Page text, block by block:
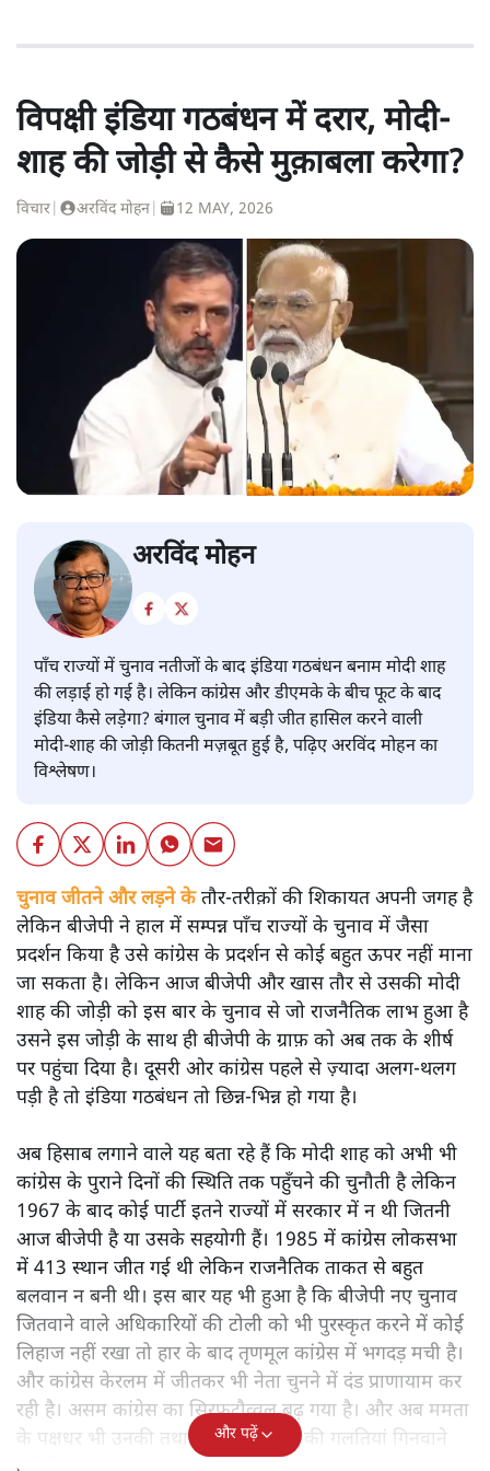
विपक्षी इंडिया गठबंधन में दरार, मोदी-
शाह की जोड़ी से कैसे मुक़ाबला करेगा?
विचार अरविंद मोहन 12 MAY, 2026
अरविंद मोहन
पाँच राज्यों में चुनाव नतीजों के बाद इंडिया गठबंधन बनाम मोदी शाह
की लड़ाई हो गई है। लेकिन कांग्रेस और डीएमके के बीच फूट के बाद
इंडिया कैसे लड़ेगा? बंगाल चुनाव में बड़ी जीत हासिल करने वाली
मोदी-शाह की जोड़ी कितनी मज़बूत हुई है, पढ़िए अरविंद मोहन का
विश्लेषण।
चुनाव जीतने और लड़ने केतौर-तरीक़ों की शिकायत अपनी जगह है
लेकिन बीजेपी ने हाल में सम्पन्न पाँच राज्यों के चुनाव में जैसा
प्रदर्शन किया है उसे कांग्रेस के प्रदर्शन से कोई बहुत ऊपर नहीं माना
जा सकता है। लेकिन आज बीजेपी और खास तौर से उसकी मोदी
शाह की जोड़ी को इस बार के चुनाव से जो राजनैतिक लाभ हुआ है
उसने इस जोड़ी के साथ ही बीजेपी के ग्राफ़ को अब तक के शीर्ष
पर पहुंचा दिया है। दूसरी ओर कांग्रेस पहले से ज़्यादा अलग-थलग
पड़ी है तो इंडिया गठबंधन तो छिन्न-भिन्न हो गया है।
अब हिसाब लगाने वाले यह बता रहे हैं कि मोदी शाह को अभी भी
कांग्रेस के पुराने दिनों की स्थिति तक पहुँचने की चुनौती है लेकिन
1967 के बाद कोई पार्टी इतने राज्यों में सरकार में न थी जितनी
आज बीजेपी है या उसके सहयोगी हैं। 1985 में कांग्रेस लोकसभा
में 413 स्थान जीत गई थी लेकिन राजनैतिक ताकत से बहुत
बलवान न बनी थी। इस बार यह भी हुआ है कि बीजेपी नए चुनाव
जितवाने वाले अधिकारियों की टोली को भी पुरस्कृत करने में कोई
लिहाज नहीं रखा तो हार के बाद तृणमूल कांग्रेस में भगदड़ मची है।
और कांग्रेस केरलम में जीतकर भी नेता चुनने में दंड प्राणायाम कर
रही है। असम कांग्रेस का सिरफुटौव्वल बढ़ गया है। और अब ममता
के पक्षधर भी उनकी तथा तृणमूल सरकार की गलतियां गिनवाने
और पढ़ें